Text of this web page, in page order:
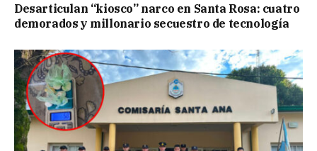
Desarticulan “kiosco” narco en Santa Rosa: cuatro
demorados y millonario secuestro de tecnología